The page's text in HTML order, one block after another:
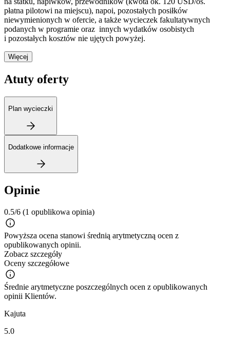
płatna pilotowi na miejscu), napoi, pozostałych posiłków
niewymienionych w ofercie, a także wycieczek fakultatywnych
podanych w programie oraz innych wydatków osobistych
i pozostałych kosztów nie ujętych powyżej.
Więcej
Atuty oferty
Plan wycieczki
Dodatkowe informacje
Opinie
0.5/6 (1 opublikowa opinia)
Powyższa ocena stanowi średnią arytmetyczną ocen z
opublikowanych opinii.
Zobacz szczegóły
Oceny szczegółowe
Średnie arytmetyczne poszczególnych ocen z opublikowanych
opinii Klientów.
Kajuta
5.0